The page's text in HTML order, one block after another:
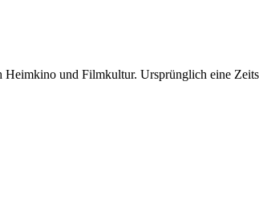
und Filmkultur. Ursprünglich eine